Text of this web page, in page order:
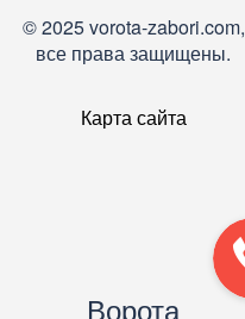
© 2025 vorota-zabori.com,
все права защищены.
Карта сайта
Ворота